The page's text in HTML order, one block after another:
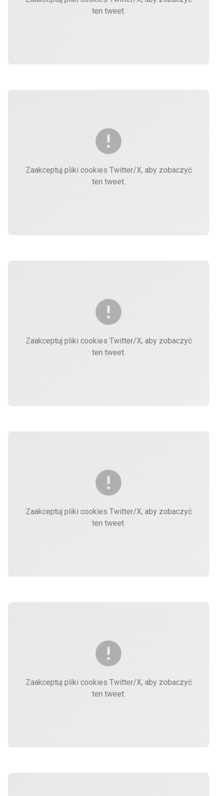
ten tweet.
Zaakceptuj pliki cookies Twitter/X, aby zobaczyć
ten tweet.
Zaakceptuj pliki cookies Twitter/X, aby zobaczyć
ten tweet.
Zaakceptuj pliki cookies Twitter/X, aby zobaczyć
ten tweet.
Zaakceptuj pliki cookies Twitter/X, aby zobaczyć
ten tweet.